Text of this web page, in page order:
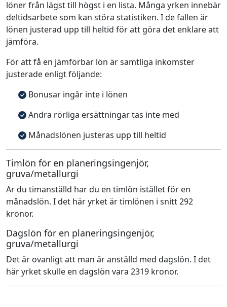
löner från lägst till högst i en lista. Många yrken innebär
deltidsarbete som kan störa statistiken. I de fallen är
lönen justerad upp till heltid för att göra det enklare att
jämföra.
För att få en jämförbar lön är samtliga inkomster
justerade enligt följande:
Bonusar ingår inte i lönen
Andra rörliga ersättningar tas inte med
Månadslönen justeras upp till heltid
Timlön för en planeringsingenjör,
gruva/metallurgi
Är du timanställd har du en timlön istället för en
månadslön. I det här yrket är timlönen i snitt 292
kronor.
Dagslön för en planeringsingenjör,
gruva/metallurgi
Det är ovanligt att man är anställd med dagslön. I det
här yrket skulle en dagslön vara 2319 kronor.